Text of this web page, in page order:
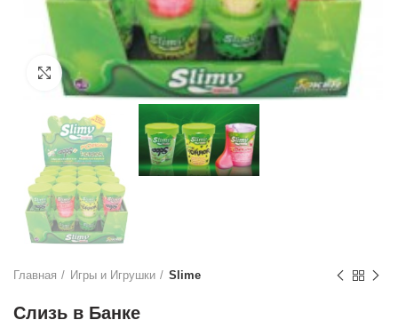
Нажмите, чтобы увеличить
Главная Игры и Игрушки Slime
Слизь в Банке